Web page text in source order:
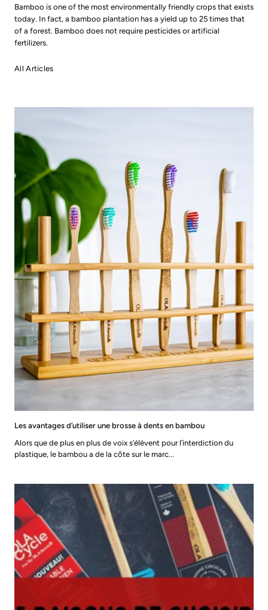
Bamboo is one of the most environmentally friendly crops that exists
today. In fact, a bamboo plantation has a yield up to 25 times that
of a forest. Bamboo does not require pesticides or artificial
fertilizers.
All Articles
Les avantages d’utiliser une brosse à dents en bambou
Alors que de plus en plus de voix s’élèvent pour l’interdiction du
plastique, le bambou a de la côte sur le marc...